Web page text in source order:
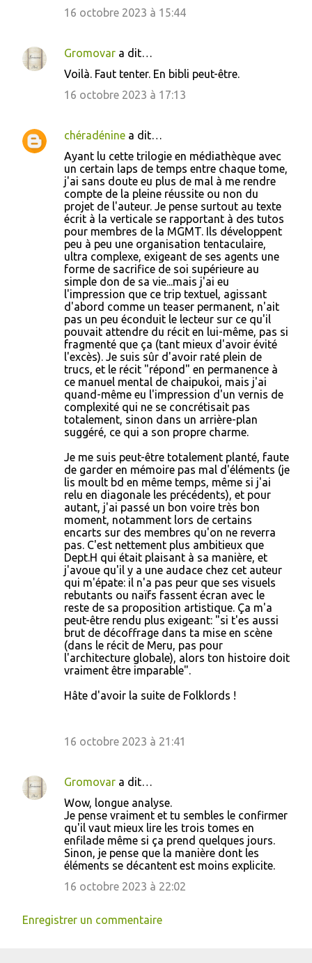
a
s
16 octobre 2023 à 15:44
Gromovar a dit…
Voilà. Faut tenter. En bibli peut-être.
16 octobre 2023 à 17:13
chéradénine a dit…
Ayant lu cette trilogie en médiathèque avec
un certain laps de temps entre chaque tome,
j'ai sans doute eu plus de mal à me rendre
compte de la pleine réussite ou non du
projet de l'auteur. Je pense surtout au texte
écrit à la verticale se rapportant à des tutos
pour membres de la MGMT. Ils développent
peu à peu une organisation tentaculaire,
ultra complexe, exigeant de ses agents une
forme de sacrifice de soi supérieure au
simple don de sa vie...mais j'ai eu
l'impression que ce trip textuel, agissant
d'abord comme un teaser permanent, n'ait
pas un peu éconduit le lecteur sur ce qu'il
pouvait attendre du récit en lui-même, pas si
fragmenté que ça (tant mieux d'avoir évité
l'excès). Je suis sûr d'avoir raté plein de
trucs, et le récit "répond" en permanence à
ce manuel mental de chaipukoi, mais j'ai
quand-même eu l'impression d'un vernis de
complexité qui ne se concrétisait pas
totalement, sinon dans un arrière-plan
suggéré, ce qui a son propre charme.
Je me suis peut-être totalement planté, faute
de garder en mémoire pas mal d'éléments (je
lis moult bd en même temps, même si j'ai
relu en diagonale les précédents), et pour
autant, j'ai passé un bon voire très bon
moment, notamment lors de certains
encarts sur des membres qu'on ne reverra
pas. C'est nettement plus ambitieux que
Dept.H qui était plaisant à sa manière, et
j'avoue qu'il y a une audace chez cet auteur
qui m'épate: il n'a pas peur que ses visuels
rebutants ou naïfs fassent écran avec le
reste de sa proposition artistique. Ça m'a
peut-être rendu plus exigeant: "si t'es aussi
brut de décoffrage dans ta mise en scène
(dans le récit de Meru, pas pour
l'architecture globale), alors ton histoire doit
vraiment être imparable".
Hâte d'avoir la suite de Folklords !
16 octobre 2023 à 21:41
Gromovar a dit…
Wow, longue analyse.
Je pense vraiment et tu sembles le confirmer
qu'il vaut mieux lire les trois tomes en
enfilade même si ça prend quelques jours.
Sinon, je pense que la manière dont les
éléments se décantent est moins explicite.
16 octobre 2023 à 22:02
Enregistrer un commentaire